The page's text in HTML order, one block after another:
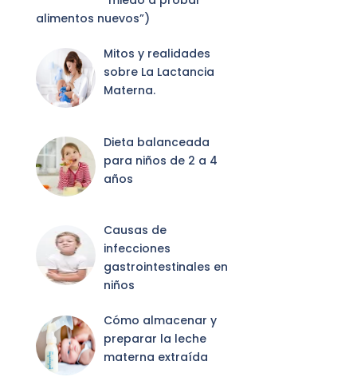
alimentos nuevos”)
Mitos y realidades
sobre La Lactancia
Materna.
Dieta balanceada
para niños de 2 a 4
años
Causas de
infecciones
gastrointestinales en
niños
Cómo almacenar y
preparar la leche
materna extraída